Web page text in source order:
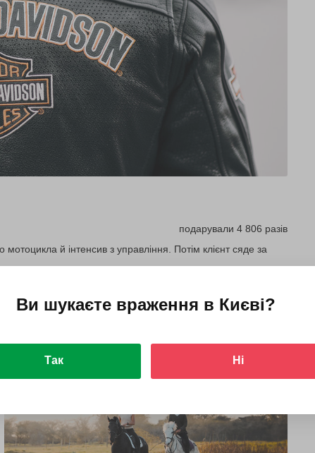
подарували 4 806 разів
й інтенсив з управління. Потім клієнт сяде за
Купити для себе Подарувати
Ви шукаєте враження в Києві?
Так Ні